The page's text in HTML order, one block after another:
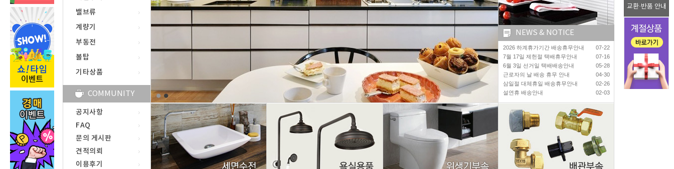
교환·반품 안내
밸브류
계량기
부동전
볼탑
기타상품
COMMUNITY
공지사항
FAQ
문의 게시판
견적의뢰
이용후기
1 2
NEWS & NOTICE
2026 하계휴가기간 배송휴무안내
07-22
7월 17일 제헌절 택배휴무안내
07-16
6월 3일 선거일 택배배송안내
05-28
근로자의 날 배송 휴무 안내
04-30
삼일절 대체휴일 배송휴무안내
02-26
설연휴 배송안내
02-03